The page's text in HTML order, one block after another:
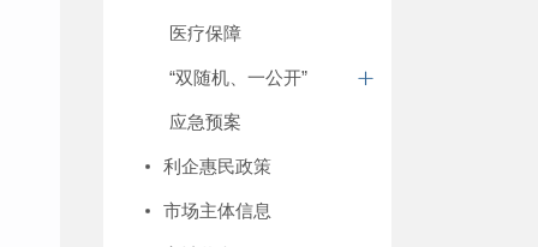
医疗保障
“双随机、一公开”
应急预案
利企惠民政策
市场主体信息